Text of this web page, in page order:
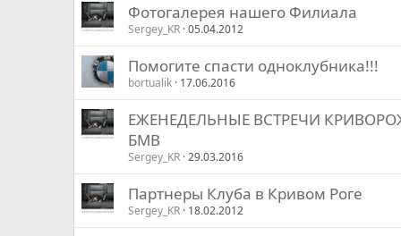
Фотогалерея нашего Филиала
Sergey_KR 05.04.2012
Помогите спасти одноклубника!!!
bortualik 17.06.2016
ЕЖЕНЕДЕЛЬНЫЕ ВСТРЕЧИ
БМВ
Sergey_KR 29.03.2016
Партнеры Клуба в Кривом Роге
Sergey_KR 18.02.2012